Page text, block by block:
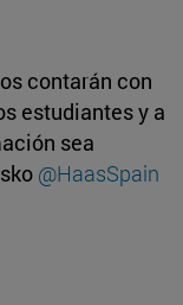
contarán con
estudiantes y a
sea
@HaasSpain